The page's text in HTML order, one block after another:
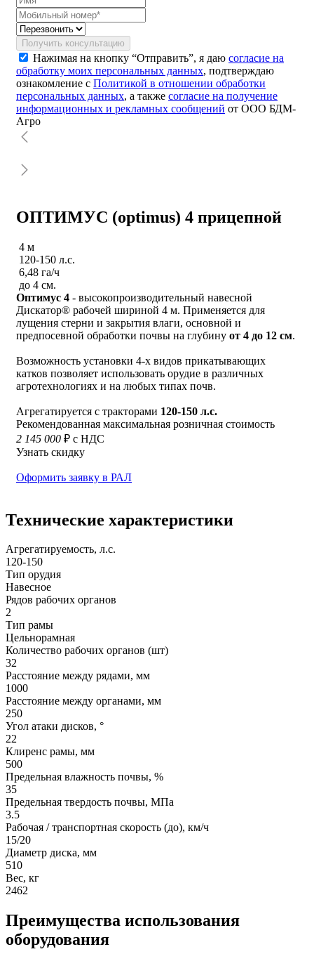
Получить консультацию
Нажимая на кнопку “Отправить”, я даю согласие на
обработку моих персональных данных, подтверждаю
ознакомление с Политикой в отношении обработки
персональных данных, а также согласие на получение
информационных и рекламных сообщений от ООО БДМ-
Агро
ОПТИМУС (optimus) 4 прицепной
4 м
120-150 л.с.
6,48 га/ч
до 4 см.
Оптимус 4 - высокопроизводительный навесной
Дискатор® рабочей шириной 4 м. Применяется для
лущения стерни и закрытия влаги, основной и
предпосевной обработки почвы на глубину от 4 до 12 см.
Возможность установки 4-х видов прикатывающих
катков позволяет использовать орудие в различных
агротехнологиях и на любых типах почв.
Агрегатируется с тракторами 120-150 л.с.
Рекомендованная максимальная розничная стоимость
2 145 000 ₽ с НДС
Узнать скидку
Оформить заявку в РАЛ
Технические характеристики
Агрегатируемость, л.с.
120-150
Тип орудия
Навесное
Рядов рабочих органов
2
Тип рамы
Цельнорамная
Количество рабочих органов (шт)
32
Расстояние между рядами, мм
1000
Расстояние между органами, мм
250
Угол атаки дисков, °
22
Клиренс рамы, мм
500
Предельная влажность почвы, %
35
Предельная твердость почвы, МПа
3.5
Рабочая / транспортная скорость (до), км/ч
15/20
Диаметр диска, мм
510
Вес, кг
2462
Преимущества использования
оборудования